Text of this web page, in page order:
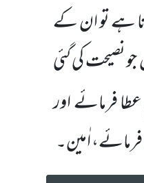
ہے تو ان کے
جو نصیحت کی گئی
فرمائے اور
اٰمین۔